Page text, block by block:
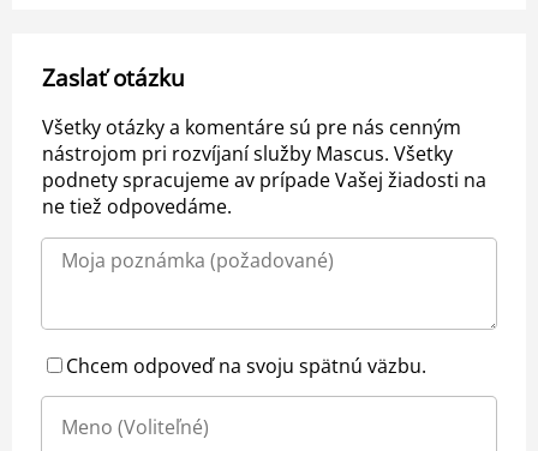
Zaslať otázku
Všetky otázky a komentáre sú pre nás cenným
nástrojom pri rozvíjaní služby Mascus. Všetky
podnety spracujeme av prípade Vašej žiadosti na
ne tiež odpovedáme.
Chcem odpoveď na svoju spätnú väzbu.